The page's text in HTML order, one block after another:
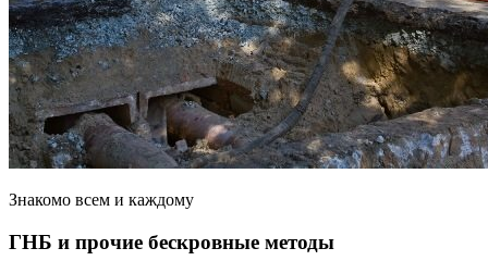
Знакомо всем и каждому
ГНБ и прочие бескровные методы